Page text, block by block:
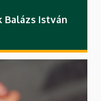
István